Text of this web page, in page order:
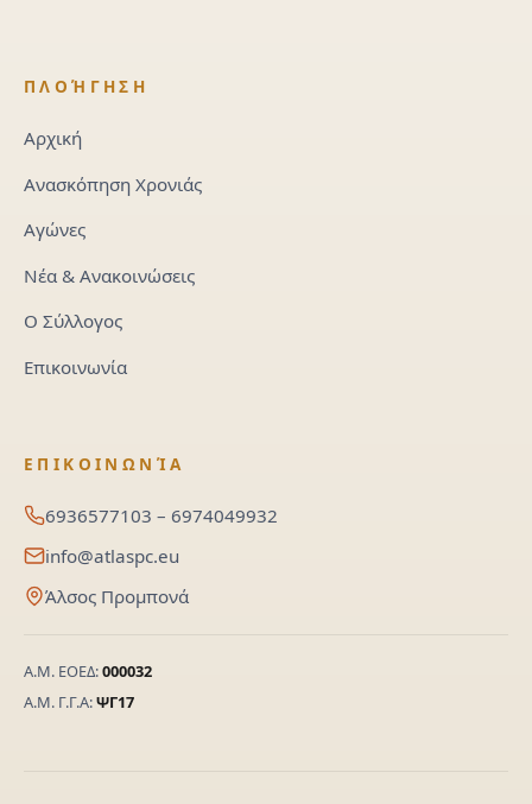
ΠΛΟΉΓΗΣΗ
Αρχική
Ανασκόπηση Χρονιάς
Αγώνες
Νέα & Ανακοινώσεις
Ο Σύλλογος
Επικοινωνία
ΕΠΙΚΟΙΝΩΝΊΑ
6936577103 – 6974049932
info@atlaspc.eu
Άλσος Προμπονά
Α.Μ. ΕΟΕΔ:000032
Α.Μ. Γ.Γ.Α:ΨΓ17